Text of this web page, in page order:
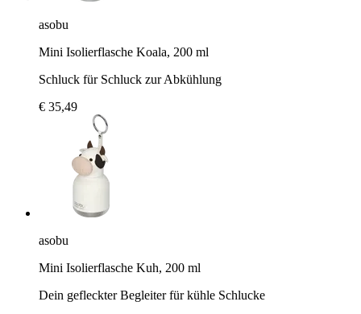
asobu
Mini Isolierflasche Koala, 200 ml
Schluck für Schluck zur Abkühlung
€ 35,49
asobu
Mini Isolierflasche Kuh, 200 ml
Dein gefleckter Begleiter für kühle Schlucke